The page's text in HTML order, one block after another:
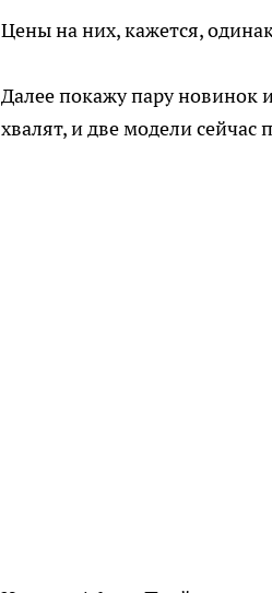
Цены на них, кажется,
Далее покажу пару новинок
хвалят, и две модели